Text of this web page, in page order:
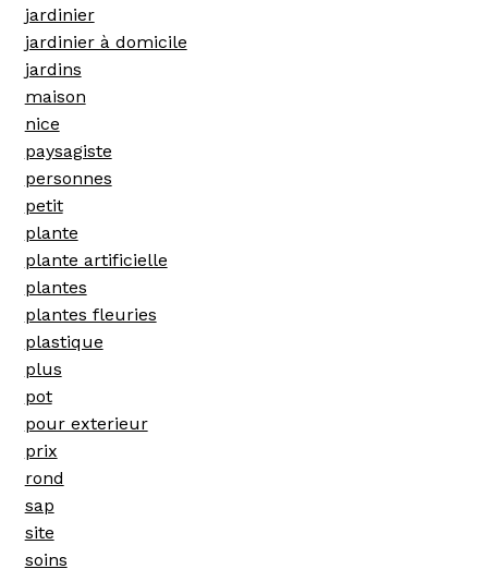
jardinier
jardinier à domicile
jardins
maison
nice
paysagiste
personnes
petit
plante
plante artificielle
plantes
plantes fleuries
plastique
plus
pot
pour exterieur
prix
rond
sap
site
soins